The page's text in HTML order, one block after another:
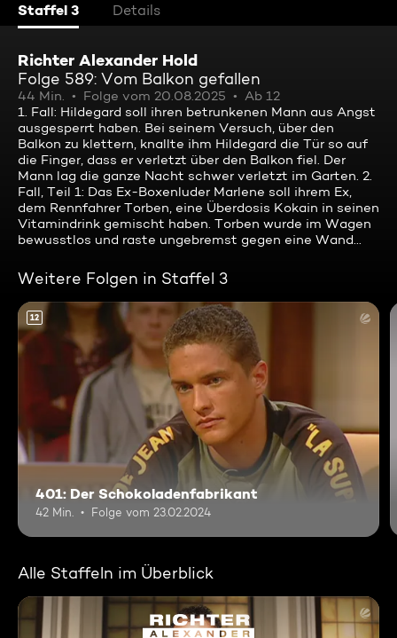
Staffel 3 Details
Richter Alexander Hold
Folge 589: Vom Balkon gefallen
44 Min. Folge vom 20.08.2025
Ab 12
1. Fall: Hildegard soll ihren betrunkenen Mann aus Angst
ausgesperrt haben. Bei seinem Versuch, über den
Balkon zu klettern, knallte ihm Hildegard die Tür so auf
die Finger, dass er verletzt über den Balkon fiel. Der
Mann lag die ganze Nacht schwer verletzt im Garten. 2.
Fall, Teil 1: Das Ex-Boxenluder Marlene soll ihrem Ex,
dem Rennfahrer Torben, eine Überdosis Kokain in seinen
Vitamindrink gemischt haben. Torben wurde im Wagen
bewusstlos und raste ungebremst gegen eine Wand...
Weitere Folgen in Staffel 3
12
401: Der Schokoladenfabrikant
42 Min. Folge vom 23.02.2024
Alle Staffeln im Überblick